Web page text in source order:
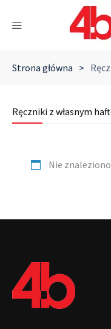
Strona główna >
Ręczniki z własnym
Nie